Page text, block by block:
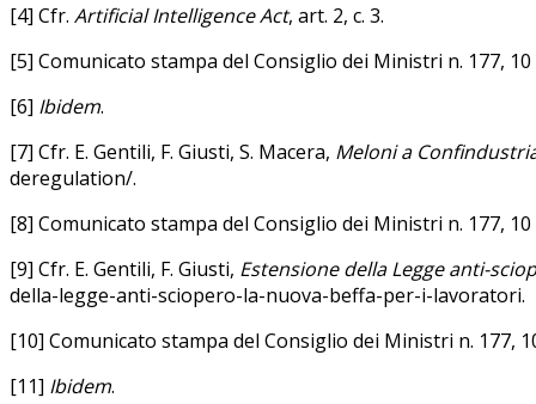
[4] Cfr. Artificial Intelligence Act, art. 2, c. 3.
[5] Comunicato stampa del Consiglio dei Ministri n. 177, 10
[6] Ibidem.
[7] Cfr. E. Gentili, F. Giusti, S. Macera, Meloni a
deregulation/.
[8] Comunicato stampa del Consiglio dei Ministri n. 177, 10
[9] Cfr. E. Gentili, F. Giusti, Estensione della Legge anti-
della-legge-anti-sciopero-la-nuova-beffa-per-i-lavoratori.
[10] Comunicato stampa del Consiglio dei Ministri n. 177,
[11] Ibidem.